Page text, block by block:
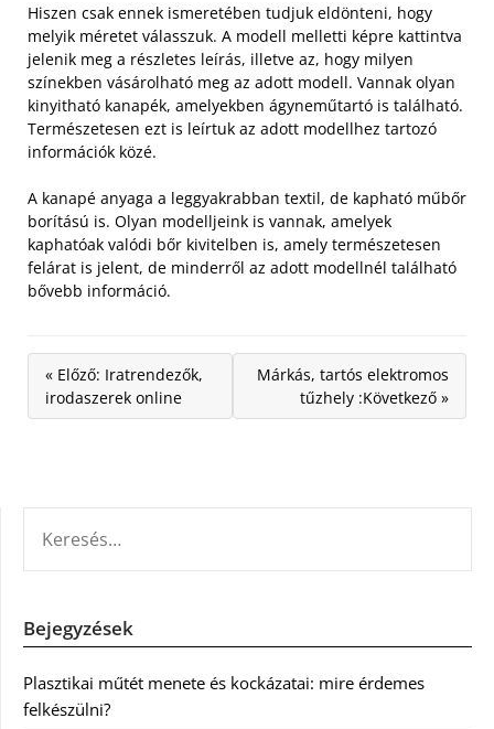
Hiszen csak ennek ismeretében tudjuk eldönteni, hogy
melyik méretet válasszuk. A modell melletti képre kattintva
jelenik meg a részletes leírás, illetve az, hogy milyen
színekben vásárolható meg az adott modell. Vannak olyan
kinyitható kanapék, amelyekben ágyneműtartó is található.
Természetesen ezt is leírtuk az adott modellhez tartozó
információk közé.
A kanapé anyaga a leggyakrabban textil, de kapható műbőr
borítású is. Olyan modelljeink is vannak, amelyek
kaphatóak valódi bőr kivitelben is, amely természetesen
felárat is jelent, de minderről az adott modellnél található
bővebb információ.
« Előző: Iratrendezők,
irodaszerek online
Márkás, tartós elektromos
tűzhely :Következő »
Bejegyzések
Plasztikai műtét menete és kockázatai: mire érdemes
felkészülni?